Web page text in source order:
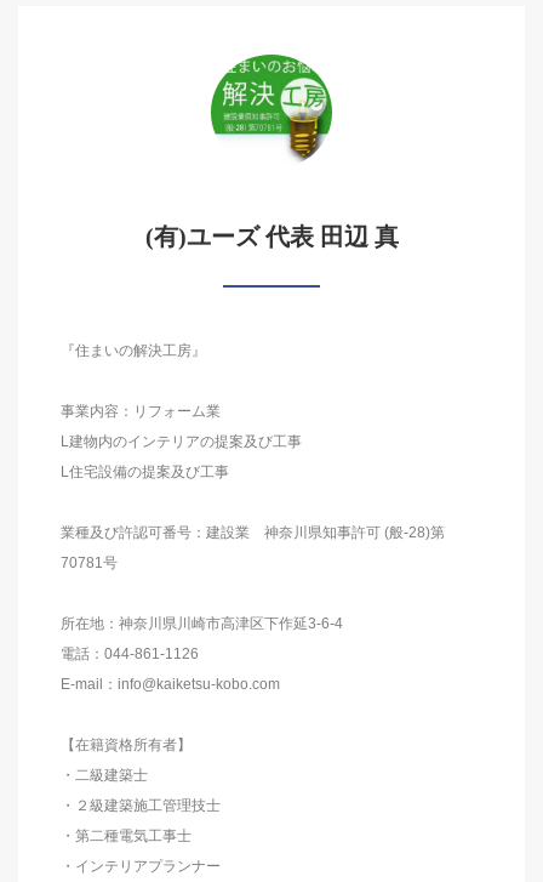
(有)ユーズ 代表 田辺 真
『住まいの解決工房』
事業内容：リフォーム業
L建物内のインテリアの提案及び工事
L住宅設備の提案及び工事
業種及び許認可番号：建設業 神奈川県知事許可 (般-28)第
70781号
所在地：神奈川県川崎市高津区下作延3-6-4
電話：044-861-1126
E-mail：info@kaiketsu-kobo.com
【在籍資格所有者】
・二級建築士
・２級建築施工管理技士
・第二種電気工事士
・インテリアプランナー